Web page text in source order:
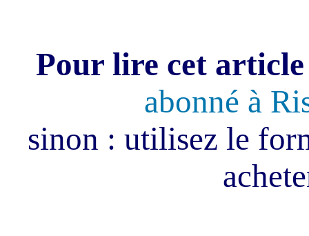
Pour lire cet
abonné à
sinon : utilisez le